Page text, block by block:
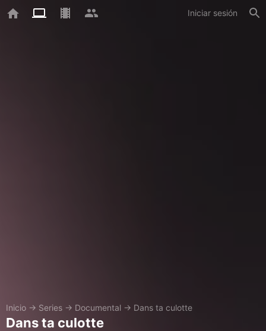
Iniciar sesión
Inicio → Series → Documental → Dans ta culotte
Dans ta culotte